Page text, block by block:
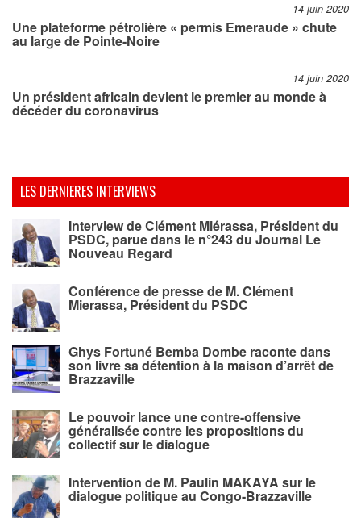
14 juin 2020
Une plateforme pétrolière « permis Emeraude » chute
au large de Pointe-Noire
14 juin 2020
Un président africain devient le premier au monde à
décéder du coronavirus
LES DERNIERES INTERVIEWS
Interview de Clément Miérassa, Président du
PSDC, parue dans le n°243 du Journal Le
Nouveau Regard
Conférence de presse de M. Clément
Mierassa, Président du PSDC
Ghys Fortuné Bemba Dombe raconte dans
son livre sa détention à la maison d’arrêt de
Brazzaville
Le pouvoir lance une contre-offensive
généralisée contre les propositions du
collectif sur le dialogue
Intervention de M. Paulin MAKAYA sur le
dialogue politique au Congo-Brazzaville